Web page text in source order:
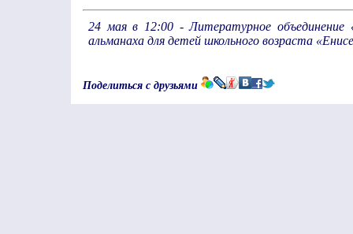
24 мая в 12:00 - Литературное объединение
альманаха для детей школьного возраста
Поделиться с друзьями